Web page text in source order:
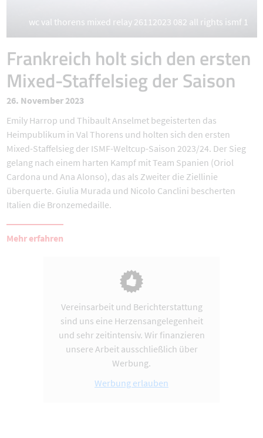
wc val thorens mixed relay 26112023 082 all rights ismf 1
Frankreich holt sich den ersten
Mixed-Staffelsieg der Saison
26. November 2023
Emily Harrop und Thibault Anselmet begeisterten das
Heimpublikum in Val Thorens und holten sich den ersten
Mixed-Staffelsieg der ISMF-Weltcup-Saison 2023/24. Der Sieg
gelang nach einem harten Kampf mit Team Spanien (Oriol
Cardona und Ana Alonso), das als Zweiter die Ziellinie
überquerte. Giulia Murada und Nicolo Canclini bescherten
Italien die Bronzemedaille.
Mehr erfahren
Vereinsarbeit und Berichterstattung
sind uns eine Herzensangelegenheit
und sehr zeitintensiv. Wir finanzieren
unsere Arbeit ausschließlich über
Werbung.
Werbung erlauben